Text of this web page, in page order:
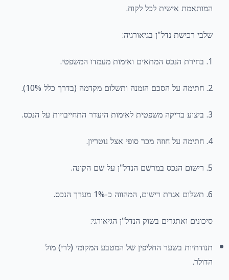
המותאמת אישית לכל לקוח.
שלבי רכישת נדל"ן בגיאורגיה:
1. בחירת הנכס המתאים ואימות מעמדו המשפטי.
2. חתימה על הסכם הזמנה ותשלום מקדמה (בדרך כלל 10%).
3. ביצוע בדיקה משפטית לאימות היעדר התחייבויות על הנכס.
4. חתימה על חוזה מכר סופי אצל נוטריון.
5. רישום הנכס במרשם הנדל"ן על שם הקונה.
6. תשלום אגרת רישום, המהווה כ-1% מערך הנכס.
סיכונים ואתגרים בשוק הנדל"ן הגיאורגי:
תנודתיות בשער החליפין של המטבע המקומי (לרי) מול
הדולר.